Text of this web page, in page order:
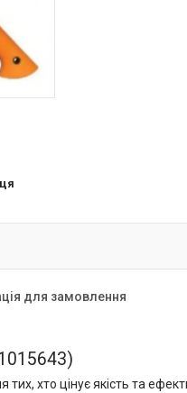
для замовлення
хто цінує якість та